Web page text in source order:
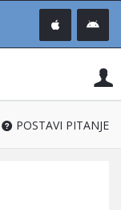
®
POSTAVI PITANJE